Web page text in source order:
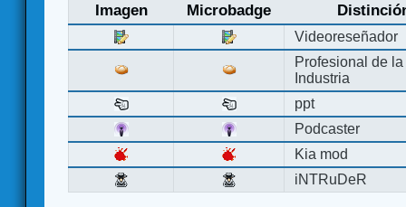
Imagen Microbadge
Videoreseñador
Profesional de la
Industria
ppt
Podcaster
Kia mod
iNTRuDeR